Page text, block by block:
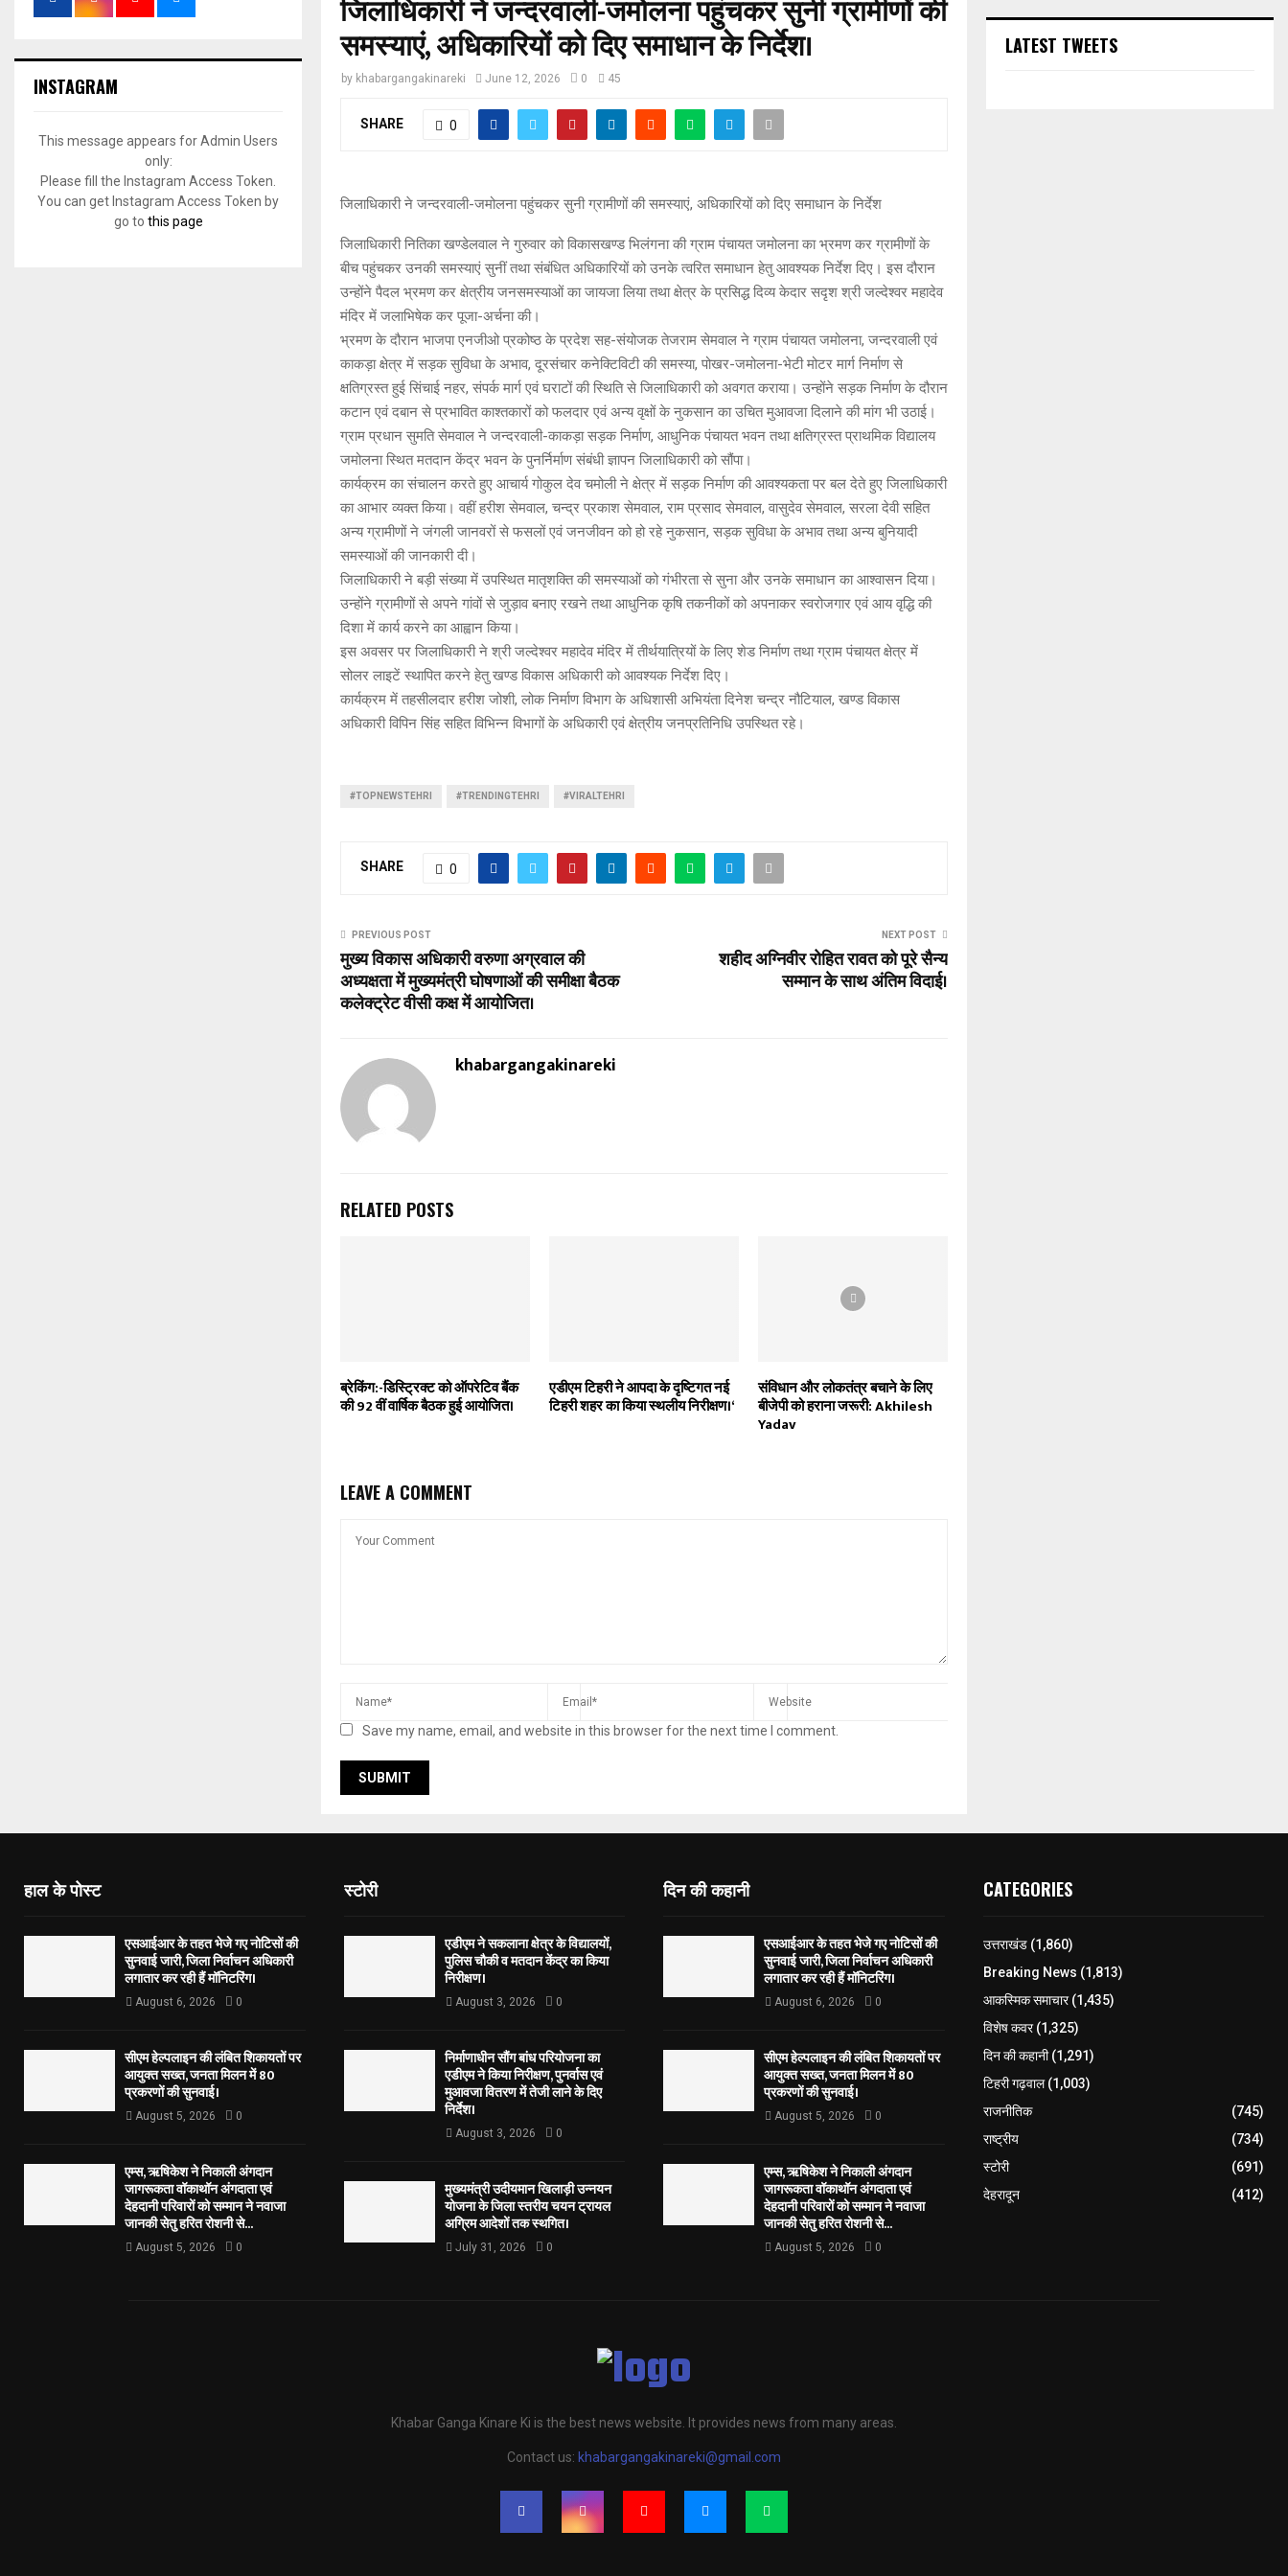
जिलाधिकारी ने जन्दरवाली-जमोलना पहुंचकर सुनी ग्रामीणों की
समस्याएं, अधिकारियों को दिए समाधान के निर्देश।
by khabargangakinareki June 12, 2026 0 45
SHARE 0
जिलाधिकारी ने जन्दरवाली-जमोलना पहुंचकर सुनी ग्रामीणों की समस्याएं, अधिकारियों को दिए समाधान के निर्देश
जिलाधिकारी नितिका खण्डेलवाल ने गुरुवार को विकासखण्ड भिलंगना की ग्राम पंचायत जमोलना का भ्रमण कर ग्रामीणों के
बीच पहुंचकर उनकी समस्याएं सुनीं तथा संबंधित अधिकारियों को उनके त्वरित समाधान हेतु आवश्यक निर्देश दिए। इस दौरान
उन्होंने पैदल भ्रमण कर क्षेत्रीय जनसमस्याओं का जायजा लिया तथा क्षेत्र के प्रसिद्ध दिव्य केदार सदृश श्री जल्देश्वर महादेव
मंदिर में जलाभिषेक कर पूजा-अर्चना की।
भ्रमण के दौरान भाजपा एनजीओ प्रकोष्ठ के प्रदेश सह-संयोजक तेजराम सेमवाल ने ग्राम पंचायत जमोलना, जन्दरवाली एवं
काकड़ा क्षेत्र में सड़क सुविधा के अभाव, दूरसंचार कनेक्टिविटी की समस्या, पोखर-जमोलना-भेटी मोटर मार्ग निर्माण से
क्षतिग्रस्त हुई सिंचाई नहर, संपर्क मार्ग एवं घराटों की स्थिति से जिलाधिकारी को अवगत कराया। उन्होंने सड़क निर्माण के दौरान
कटान एवं दबान से प्रभावित काश्तकारों को फलदार एवं अन्य वृक्षों के नुकसान का उचित मुआवजा दिलाने की मांग भी उठाई।
ग्राम प्रधान सुमति सेमवाल ने जन्दरवाली-काकड़ा सड़क निर्माण, आधुनिक पंचायत भवन तथा क्षतिग्रस्त प्राथमिक विद्यालय
जमोलना स्थित मतदान केंद्र भवन के पुनर्निर्माण संबंधी ज्ञापन जिलाधिकारी को सौंपा।
कार्यक्रम का संचालन करते हुए आचार्य गोकुल देव चमोली ने क्षेत्र में सड़क निर्माण की आवश्यकता पर बल देते हुए जिलाधिकारी
का आभार व्यक्त किया। वहीं हरीश सेमवाल, चन्द्र प्रकाश सेमवाल, राम प्रसाद सेमवाल, वासुदेव सेमवाल, सरला देवी सहित
अन्य ग्रामीणों ने जंगली जानवरों से फसलों एवं जनजीवन को हो रहे नुकसान, सड़क सुविधा के अभाव तथा अन्य बुनियादी
समस्याओं की जानकारी दी।
जिलाधिकारी ने बड़ी संख्या में उपस्थित मातृशक्ति की समस्याओं को गंभीरता से सुना और उनके समाधान का आश्वासन दिया।
उन्होंने ग्रामीणों से अपने गांवों से जुड़ाव बनाए रखने तथा आधुनिक कृषि तकनीकों को अपनाकर स्वरोजगार एवं आय वृद्धि की
दिशा में कार्य करने का आह्वान किया।
इस अवसर पर जिलाधिकारी ने श्री जल्देश्वर महादेव मंदिर में तीर्थयात्रियों के लिए शेड निर्माण तथा ग्राम पंचायत क्षेत्र में
सोलर लाइटें स्थापित करने हेतु खण्ड विकास अधिकारी को आवश्यक निर्देश दिए।
कार्यक्रम में तहसीलदार हरीश जोशी, लोक निर्माण विभाग के अधिशासी अभियंता दिनेश चन्द्र नौटियाल, खण्ड विकास
अधिकारी विपिन सिंह सहित विभिन्न विभागों के अधिकारी एवं क्षेत्रीय जनप्रतिनिधि उपस्थित रहे।
#TOPNEWSTEHRI #TRENDINGTEHRI #VIRALTEHRI
SHARE 0
PREVIOUS POST
मुख्य विकास अधिकारी वरुणा अग्रवाल की
अध्यक्षता में मुख्यमंत्री घोषणाओं की समीक्षा बैठक
कलेक्ट्रेट वीसी कक्ष में आयोजित।
NEXT POST
शहीद अग्निवीर रोहित रावत को पूरे सैन्य
सम्मान के साथ अंतिम विदाई।
khabargangakinareki
RELATED POSTS
ब्रेकिंग:-डिस्ट्रिक्ट को ऑपरेटिव बैंक
की 92 वीं वार्षिक बैठक हुई आयोजित।
एडीएम टिहरी ने आपदा के दृष्टिगत नई
टिहरी शहर का किया स्थलीय निरीक्षण।‘
संविधान और लोकतंत्र बचाने के लिए
बीजेपी को हराना जरूरी: Akhilesh
Yadav
LEAVE A COMMENT
Save my name, email, and website in this browser for the next time I comment.
INSTAGRAM
This message appears for Admin Users
only:
Please fill the Instagram Access Token.
You can get Instagram Access Token by
go to this page
LATEST TWEETS
हाल के पोस्ट
एसआईआर के तहत भेजे गए नोटिसों की
सुनवाई जारी, जिला निर्वाचन अधिकारी
लगातार कर रही हैं मॉनिटरिंग।
August 6, 2026 0
सीएम हेल्पलाइन की लंबित शिकायतों पर
आयुक्त सख्त, जनता मिलन में 80
प्रकरणों की सुनवाई।
August 5, 2026 0
एम्स, ऋषिकेश ने निकाली अंगदान
जागरूकता वॉकाथॉन अंगदाता एवं
देहदानी परिवारों को सम्मान ने नवाजा
जानकी सेतु हरित रोशनी से...
August 5, 2026 0
स्टोरी
एडीएम ने सकलाना क्षेत्र के विद्यालयों,
पुलिस चौकी व मतदान केंद्र का किया
निरीक्षण।
August 3, 2026 0
निर्माणाधीन सौंग बांध परियोजना का
एडीएम ने किया निरीक्षण, पुनर्वास एवं
मुआवजा वितरण में तेजी लाने के दिए
निर्देश।
August 3, 2026 0
मुख्यमंत्री उदीयमान खिलाड़ी उन्नयन
योजना के जिला स्तरीय चयन ट्रायल
अग्रिम आदेशों तक स्थगित।
July 31, 2026 0
दिन की कहानी
एसआईआर के तहत भेजे गए नोटिसों की
सुनवाई जारी, जिला निर्वाचन अधिकारी
लगातार कर रही हैं मॉनिटरिंग।
August 6, 2026 0
सीएम हेल्पलाइन की लंबित शिकायतों पर
आयुक्त सख्त, जनता मिलन में 80
प्रकरणों की सुनवाई।
August 5, 2026 0
एम्स, ऋषिकेश ने निकाली अंगदान
जागरूकता वॉकाथॉन अंगदाता एवं
देहदानी परिवारों को सम्मान ने नवाजा
जानकी सेतु हरित रोशनी से...
August 5, 2026 0
CATEGORIES
उत्तराखंड(1,860)
Breaking News (1,813)
आकस्मिक समाचार(1,435)
विशेष कवर(1,325)
दिन की कहानी(1,291)
टिहरी गढ़वाल(1,003)
राजनीतिक
(745)
राष्ट्रीय
(734)
स्टोरी
(691)
देहरादून
(412)
Khabar Ganga Kinare Ki is the best news website. It provides news from many areas.
Contact us: khabargangakinareki@gmail.com